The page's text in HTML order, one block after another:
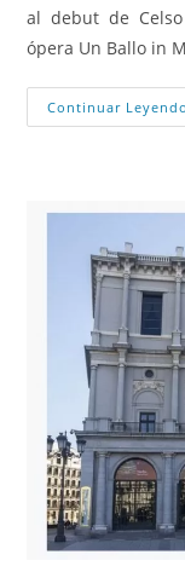
al debut de
ópera Un Ballo in
Continuar Leyendo